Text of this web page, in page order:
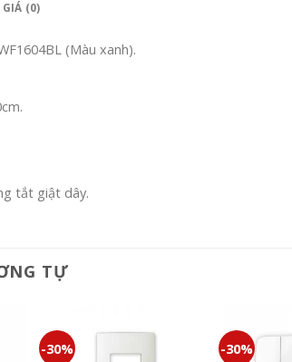
(0)
(Màu xanh).
tắt giật dây.
TỰ
-30% -30%